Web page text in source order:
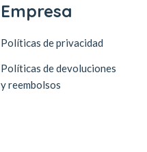
Empresa
Políticas de privacidad
Políticas de devoluciones
y reembolsos